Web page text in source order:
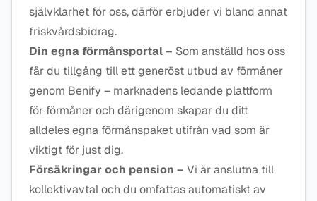
självklarhet för oss, därför erbjuder vi bland annat
friskvårdsbidrag.
Din egna förmånsportal – Som anställd hos oss
får du tillgång till ett generöst utbud av förmåner
genom Benify – marknadens ledande plattform
för förmåner och därigenom skapar du ditt
alldeles egna förmånspaket utifrån vad som är
viktigt för just dig.
Försäkringar och pension – Vi är anslutna till
kollektivavtal och du omfattas automatiskt av